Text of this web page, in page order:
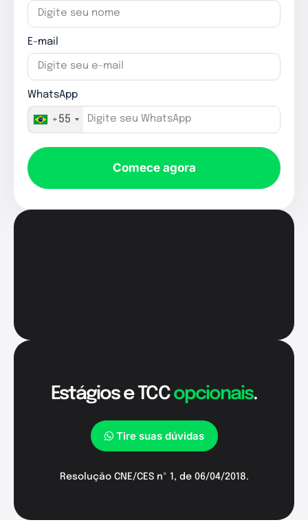
E-mail
WhatsApp
+55
Comece agora
Estágios e TCCopcionais.
Tire suas dúvidas
Resolução CNE/CES nº 1, de 06/04/2018.